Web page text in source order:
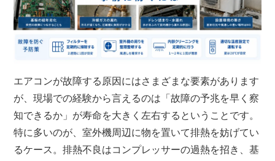
エアコンが故障する原因にはさまざまな要素があります
が、現場での経験から言えるのは「故障の予兆を早く察
知できるか」が寿命を大きく左右するということです。
特に多いのが、室外機周辺に物を置いて排熱を妨げてい
るケース。排熱不良はコンプレッサーの過熱を招き、基